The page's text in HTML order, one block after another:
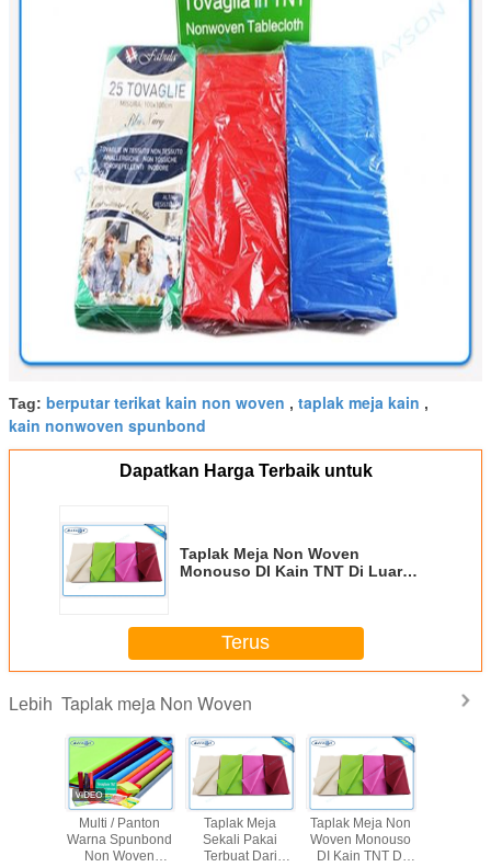
Tag: berputar terikat kain non woven , taplak meja kain ,
kain nonwoven spunbond
Dapatkan Harga Terbaik untuk
Taplak Meja Non Woven
Monouso DI Kain TNT Di Luar
Terus
Lebih Taplak meja Non Woven
Multi / Panton
Warna Spunbond
Non Woven
Taplak Meja
Sekali Pakai
Terbuat Dari
Taplak Meja Non
Woven Monouso
DI Kain TNT Di